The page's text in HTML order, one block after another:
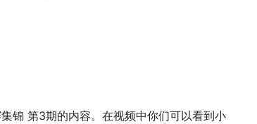
锦 第3期的内容。在视频中你们可以看到小